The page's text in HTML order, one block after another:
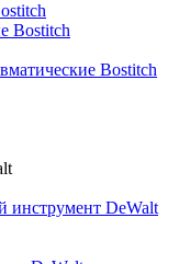
Bostitch
Bostitch
инструмент DeWalt